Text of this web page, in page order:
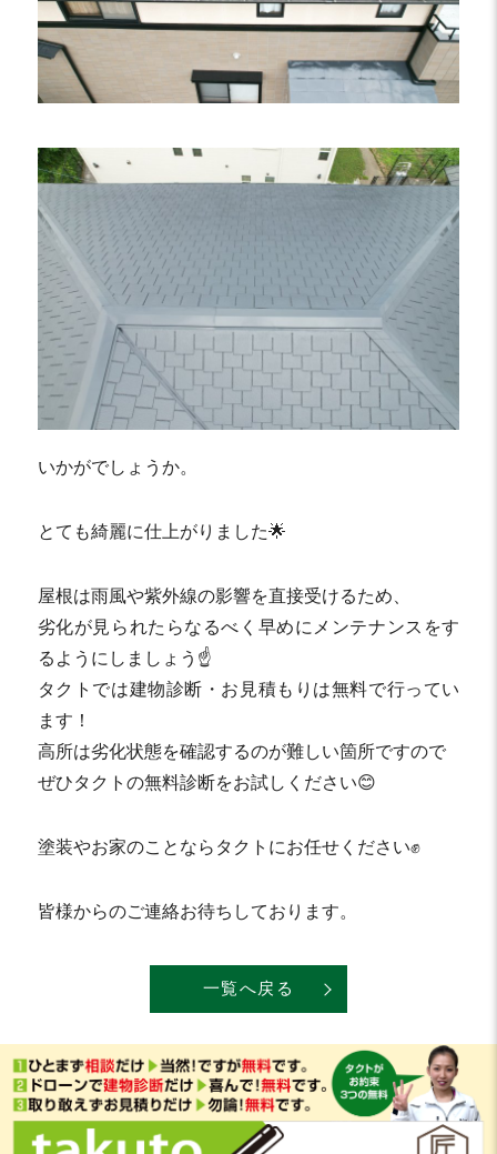
いかがでしょうか。
とても綺麗に仕上がりました🌟
屋根は雨風や紫外線の影響を直接受けるため、
劣化が見られたらなるべく早めにメンテナンスをす
るようにしましょう☝️
タクトでは建物診断・お見積もりは無料で行ってい
ます！
高所は劣化状態を確認するのが難しい箇所ですので
ぜひタクトの無料診断をお試しください😊
塗装やお家のことならタクトにお任せください✊
皆様からのご連絡お待ちしております。
一覧へ戻る